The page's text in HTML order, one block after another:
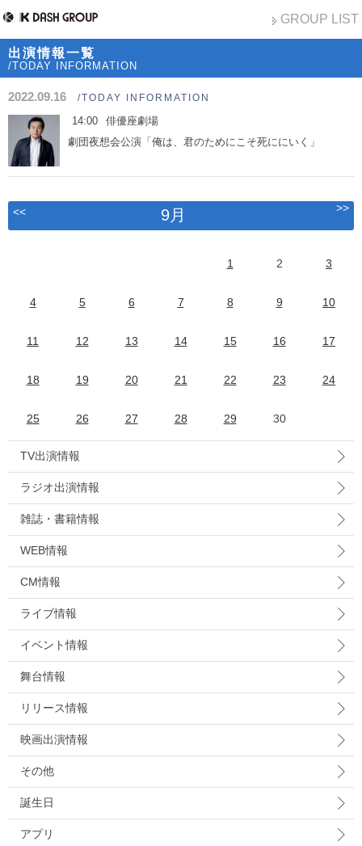
GROUP LIST
出演情報一覧
/TODAY INFORMATION
2022.09.16 /TODAY INFORMATION
14:00
俳優座劇場
劇団夜想会公演「俺は、君のためにこそ死ににいく」
<< 9月 >>
1 2 3
4 5 6 7 8 9 10
11 12 13 14 15 16 17
18 19 20 21 22 23 24
25 26 27 28 29 30
TV出演情報
ラジオ出演情報
雑誌・書籍情報
WEB情報
CM情報
ライブ情報
イベント情報
舞台情報
リリース情報
映画出演情報
その他
誕生日
アプリ